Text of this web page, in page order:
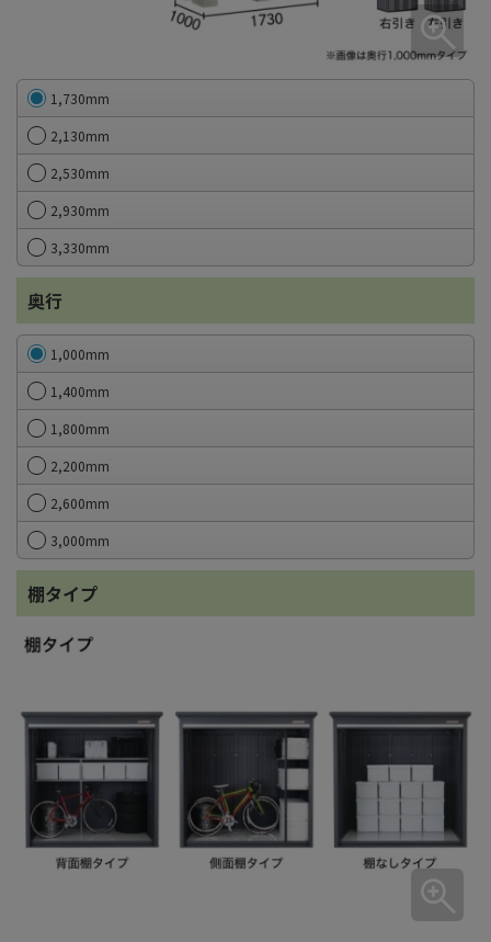
1,730mm
2,130mm
2,530mm
2,930mm
3,330mm
奥行
1,000mm
1,400mm
1,800mm
2,200mm
2,600mm
3,000mm
棚タイプ